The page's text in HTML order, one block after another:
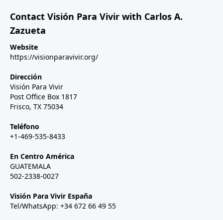
Contact Visión Para Vivir with Carlos A.
Zazueta
Website
https://visionparavivir.org/
Dirección
Visión Para Vivir
Post Office Box 1817
Frisco, TX 75034
Teléfono
+1-469-535-8433
En Centro América
GUATEMALA
502-2338-0027
Visión Para Vivir España
Tel/WhatsApp: +34 672 66 49 55